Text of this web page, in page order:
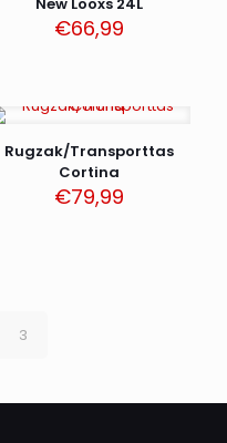
€66,99
Rugzak/Transporttas
Cortina
€79,99
3